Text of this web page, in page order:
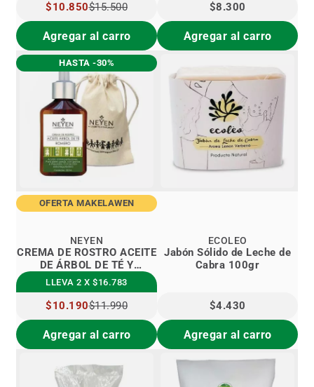
PRECIO
ESPECIAL
$10.850$15.500
Agregar al carro
$8.300
Agregar al carro
HASTA -30%
OFERTA MAKELAWEN
CREMA DE ROSTRO ACEITE
DE ÁRBOL DE TÉ Y
ROMERO
NEYEN
LLEVA 2 X $16.783
PRECIO
ESPECIAL
$10.190$11.990
Agregar al carro
Jabón Sólido de Leche de
Cabra 100gr
ECOLEO
$4.430
Agregar al carro